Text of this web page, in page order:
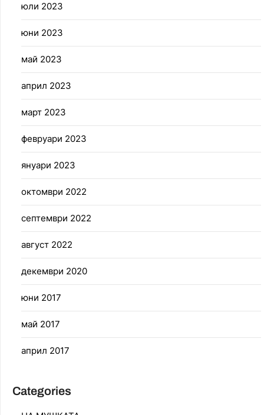
юли 2023
юни 2023
май 2023
април 2023
март 2023
февруари 2023
януари 2023
октомври 2022
септември 2022
август 2022
декември 2020
юни 2017
май 2017
април 2017
Categories